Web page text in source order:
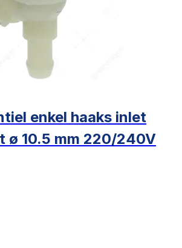
enkel haaks inlet
10.5 mm 220/240V